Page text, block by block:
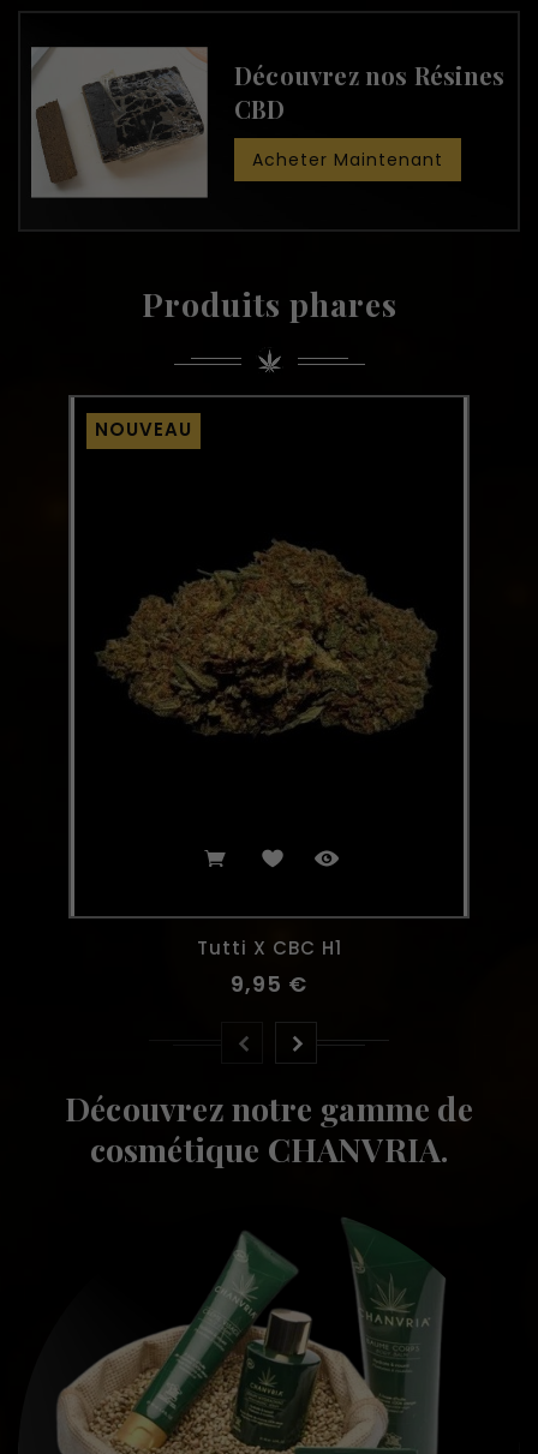
Découvrez nos Résines
CBD
Acheter Maintenant
Produits phares
NOUVEAU
Tutti X CBC H1
9,95 €
Découvrez notre gamme de
cosmétique CHANVRIA.